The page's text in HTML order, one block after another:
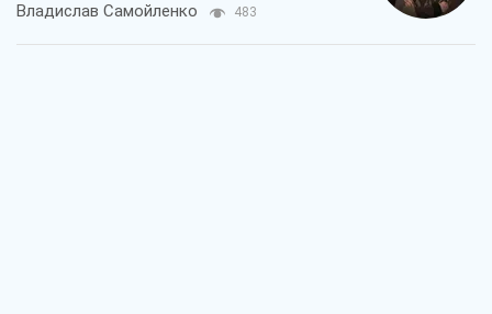
Владислав Самойленко 483